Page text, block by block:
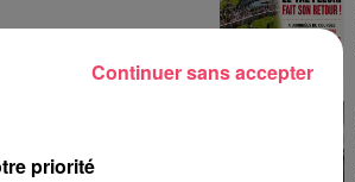
priorité
Continuer sans accepter